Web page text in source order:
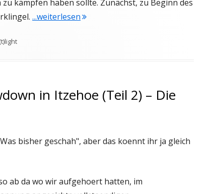
kämpfen haben sollte. Zunächst, zu Beginn des
...weiterlesen"Spottlight #34 Showdown in
in Itzehoe (Teil 2) – Die
bisher geschah", aber das koennt ihr ja gleich
ab da wo wir aufgehoert hatten, im